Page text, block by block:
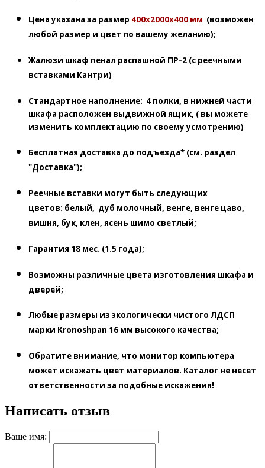
Цена указана за размер 400х2000х400 мм (возможен
любой размер и цвет по вашему желанию);
Жалюзи шкаф пенал распашной ПР-2 (с реечными
вставками Кантри)
Стандартное наполнение: 4 полки, в нижней части
шкафа расположен выдвижной ящик, ( вы можете
изменить комплектацию по своему усмотрению)
Бесплатная доставка до подъезда* (см. раздел
"Доставка");
Реечные вставки могут быть следующих
цветов: белый, дуб молочный, венге, венге цаво,
вишня, бук, клен, ясень шимо светлый;
Гарантия 18 мес. (1.5 года);
Возможны различные цвета изготовления шкафа и
дверей;
Любые размеры из экологически чистого ЛДСП
марки Kronoshpan 16 мм высокого качества;
Обратите внимание, что монитор компьютера
может искажать цвет материалов. Каталог не несет
ответственности за подобные искажения!
Написать отзыв
Ваше имя: